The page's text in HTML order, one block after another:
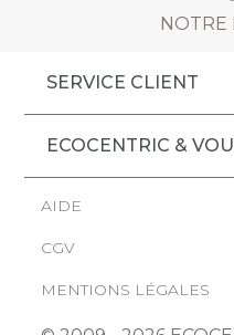
NOTRE
SERVICE CLIENT
ECOCENTRIC &
AIDE
CGV
MENTIONS LÉGALES